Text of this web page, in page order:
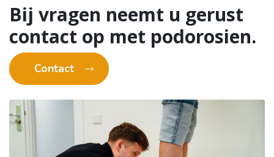
Bij vragen neemt u gerust
contact op met podorosien.
Contact